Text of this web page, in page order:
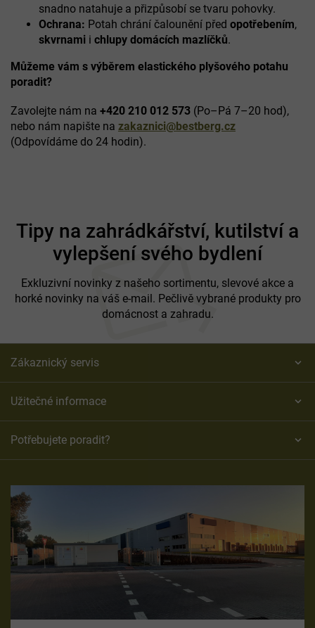
i
s
u
snadno natahuje a přizpůsobí se tvaru pohovky.
Ochrana: Potah chrání čalounění před opotřebením,
skvrnami i chlupy domácích mazlíčků.
Můžeme vám s výběrem elastického plyšového potahu
poradit?
Zavolejte nám na +420 210 012 573 (Po–Pá 7–20 hod),
nebo nám napište na zakaznici@bestberg.cz
(Odpovídáme do 24 hodin).
Tipy na zahrádkářství, kutilství a
vylepšení svého bydlení
Exkluzivní novinky z našeho sortimentu, slevové akce a
horké novinky na váš e-mail. Pečlivě vybrané produkty pro
domácnost a zahradu.
Zákaznický servis
Užitečné informace
Potřebujete poradit?